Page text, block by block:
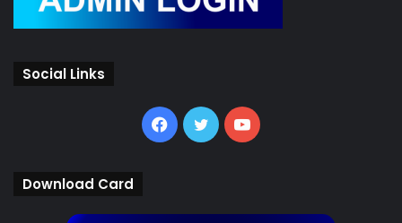
Social Links
Facebook
TwitterYouTube
Download Card